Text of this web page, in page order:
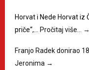
Horvat i Nede Horvat iz
priče“,…
Pročitaj više… →
Franjo Radek donirao
Jeronima →